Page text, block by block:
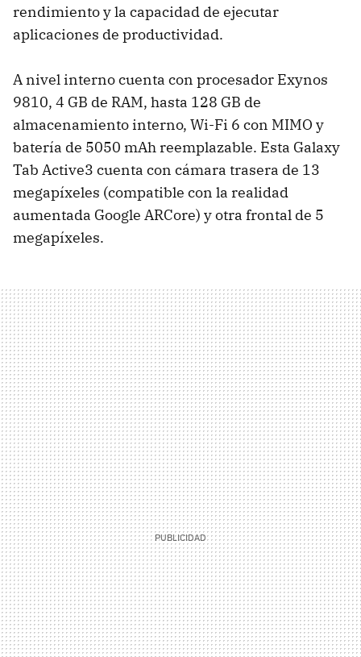
rendimiento y la capacidad de ejecutar
aplicaciones de productividad.
A nivel interno cuenta con procesador Exynos
9810, 4 GB de RAM, hasta 128 GB de
almacenamiento interno, Wi-Fi 6 con MIMO y
batería de 5050 mAh reemplazable. Esta Galaxy
Tab Active3 cuenta con cámara trasera de 13
megapíxeles (compatible con la realidad
aumentada Google ARCore) y otra frontal de 5
megapíxeles.